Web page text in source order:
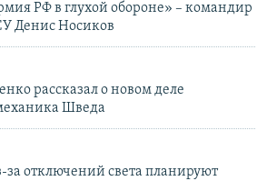
РФ в глухой обороне» – командир
Денис Носиков
рассказал о новом деле
Шведа
за отключений света планируют